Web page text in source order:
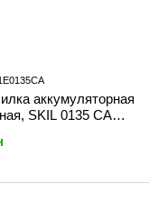
аккумуляторная
SKIL 0135 CA